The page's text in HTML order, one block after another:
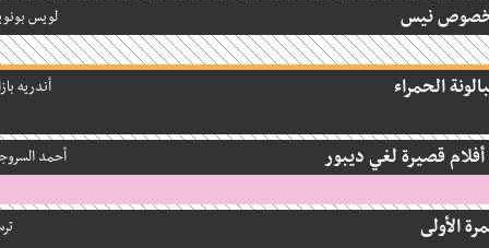
نيس لويس بونويل
الحمراء أندريه بازان
أحمد السروجي
الأولى ترسو